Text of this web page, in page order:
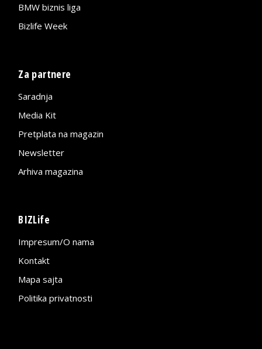
BMW biznis liga
Bizlife Week
Za partnere
Saradnja
Media Kit
Pretplata na magazin
Newsletter
Arhiva magazina
BIZLife
Impresum/O nama
Kontakt
Mapa sajta
Politika privatnosti